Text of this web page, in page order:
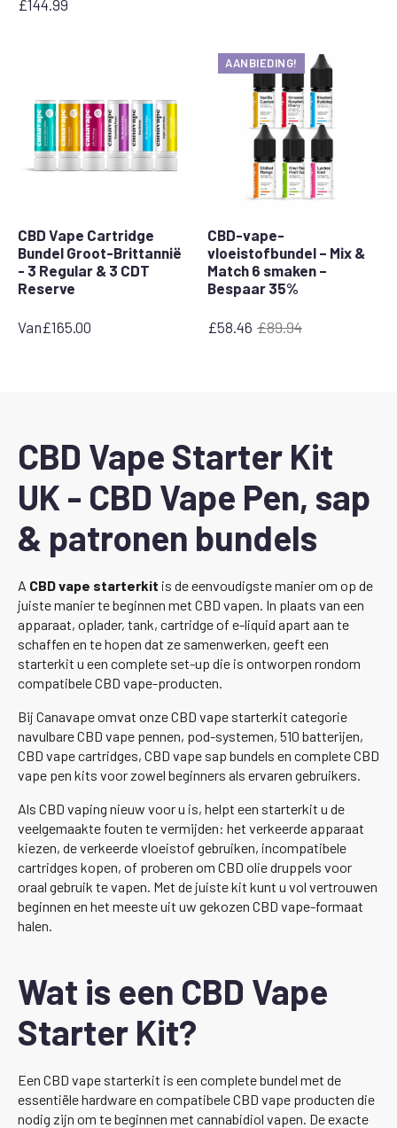
£144.99
CBD Vape Cartridge
Bundel Groot-Brittannië
- 3 Regular & 3 CDT
Reserve
Van£165.00
AANBIEDING!
CBD-vape-
vloeistofbundel – Mix &
Match 6 smaken –
Bespaar 35%
£89.94
De
£58.46
De
CBD Vape Starter Kit
UK - CBD Vape Pen, sap
& patronen bundels
A CBD vape starterkit is de eenvoudigste manier om op de
juiste manier te beginnen met CBD vapen. In plaats van een
apparaat, oplader, tank, cartridge of e-liquid apart aan te
schaffen en te hopen dat ze samenwerken, geeft een
starterkit u een complete set-up die is ontworpen rondom
compatibele CBD vape-producten.
Bij Canavape omvat onze CBD vape starterkit categorie
navulbare CBD vape pennen, pod-systemen, 510 batterijen,
CBD vape cartridges, CBD vape sap bundels en complete CBD
vape pen kits voor zowel beginners als ervaren gebruikers.
Als CBD vaping nieuw voor u is, helpt een starterkit u de
veelgemaakte fouten te vermijden: het verkeerde apparaat
kiezen, de verkeerde vloeistof gebruiken, incompatibele
cartridges kopen, of proberen om CBD olie druppels voor
oraal gebruik te vapen. Met de juiste kit kunt u vol vertrouwen
beginnen en het meeste uit uw gekozen CBD vape-formaat
halen.
Wat is een CBD Vape
Starter Kit?
Een CBD vape starterkit is een complete bundel met de
essentiële hardware en compatibele CBD vape producten die
nodig zijn om te beginnen met cannabidiol vapen. De exacte